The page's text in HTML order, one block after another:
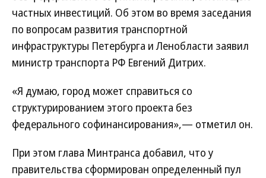
частных инвестиций. Об этом во время заседания
по вопросам развития транспортной
инфраструктуры Петербурга и Ленобласти заявил
министр транспорта РФ Евгений Дитрих.
«Я думаю, город может справиться со
структурированием этого проекта без
федерального софинансирования»,— отметил он.
При этом глава Минтранса добавил, что у
правительства сформирован определенный пул